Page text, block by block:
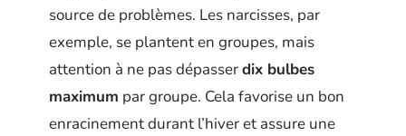
source de problèmes. Les narcisses, par
exemple, se plantent en groupes, mais
attention à ne pas dépasserdix bulbes
maximum par groupe. Cela favorise un bon
enracinement durant l’hiver et assure une